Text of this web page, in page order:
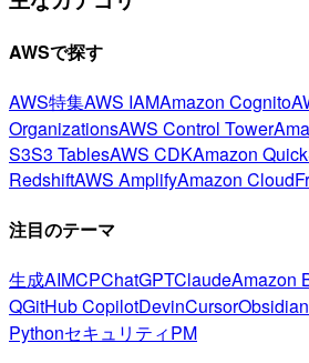
AWSで探す
AWS特集AWS IAMAmazon Cognito
OrganizationsAWS Control Tower
S3S3 TablesAWS CDKAmazon
RedshiftAWS AmplifyAmazon
注目のテーマ
生成AIMCPChatGPTClaudeAmazon
QGitHub CopilotDevinCursorObsidian
PythonセキュリティPM